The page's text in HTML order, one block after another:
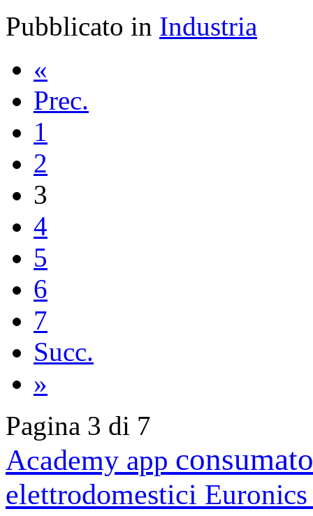
Pubblicato in Industria
«
Prec.
1
2
3
4
5
6
7
Succ.
»
Pagina 3 di 7
Academy app
elettrodomestici